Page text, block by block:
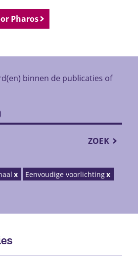
Pharos
binnen de publicaties of
ZOEK
Eenvoudige voorlichting